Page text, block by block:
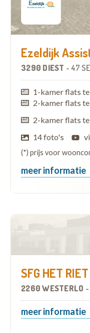
Ezeldijk
3290 DIEST -47
1-kamer flats
2-kamer flats
2-kamer flats
14 foto's
(*) prijs voor
meer informatie
SFG HET RIET
2260 WESTERLO -
meer informatie